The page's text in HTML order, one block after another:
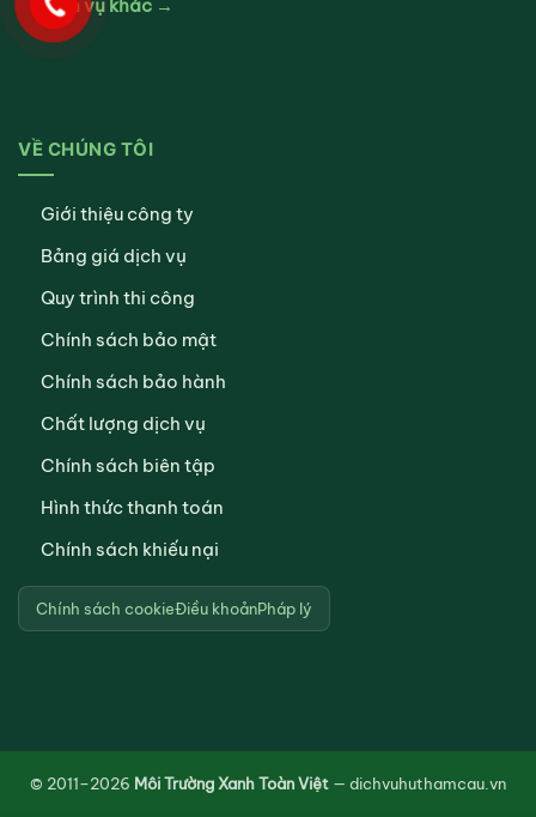
Dịch vụ khác →
VỀ CHÚNG TÔI
Giới thiệu công ty
Bảng giá dịch vụ
Quy trình thi công
Chính sách bảo mật
Chính sách bảo hành
Chất lượng dịch vụ
Chính sách biên tập
Hình thức thanh toán
Chính sách khiếu nại
Chính sách cookieĐiều khoảnPháp lý
© 2011–2026 Môi Trường Xanh Toàn Việt — dichvuhuthamcau.vn